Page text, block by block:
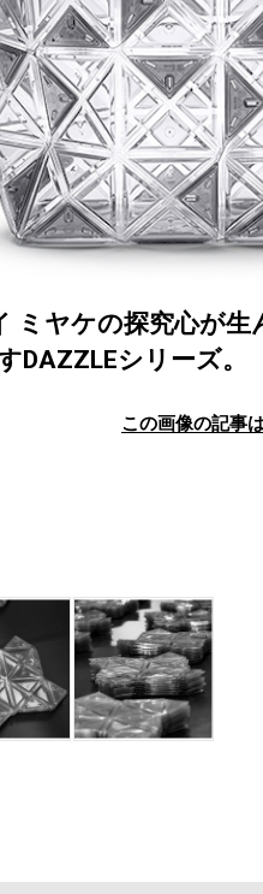
ミヤケの探究心が
DAZZLEシリーズ。
この画像の記事